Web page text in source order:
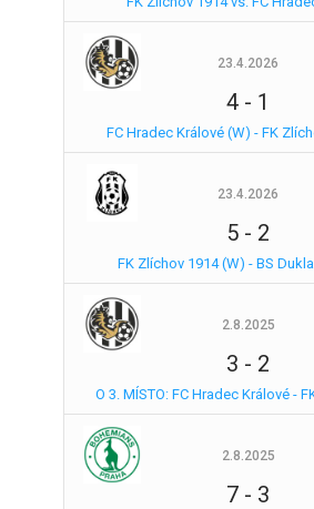
23.4.2026
4 - 1
FC Hradec Králové (W) - FK
23.4.2026
5 - 2
FK Zlíchov 1914 (W) - BS
2.8.2025
3 - 2
O 3. MÍSTO: FC Hradec Králové -
2.8.2025
7 - 3